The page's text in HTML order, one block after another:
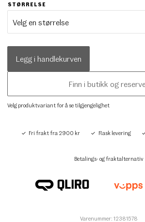
STØRRELSE
Legg i handlekurven
Finn i butikk og
Velg produktvariant for å se tilgjengelighet
Fri frakt fra 2900 kr Rask levering
Betalings- og fraktalternativ
Varenummer: 12381578